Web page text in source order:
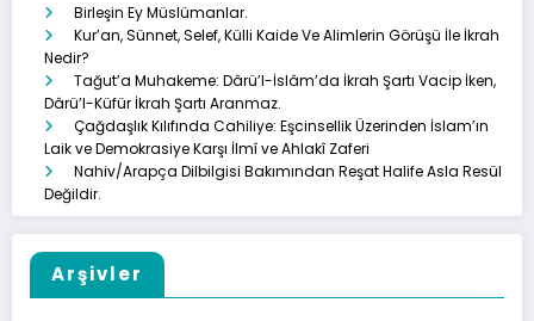
Birleşin Ey Müslümanlar.
Kur’an, Sünnet, Selef, Külli Kaide Ve Alimlerin Görüşü İle İkrah
Nedir?
Tağut’a Muhakeme: Dârü’l-İslâm’da İkrah Şartı Vacip İken,
Dârü’l-Küfür İkrah Şartı Aranmaz.
Çağdaşlık Kılıfında Cahiliye: Eşcinsellik Üzerinden İslam’ın
Laik ve Demokrasiye Karşı İlmî ve Ahlakî Zaferi
Nahiv/Arapça Dilbilgisi Bakımından Reşat Halife Asla Resül
Değildir.
Arşivler